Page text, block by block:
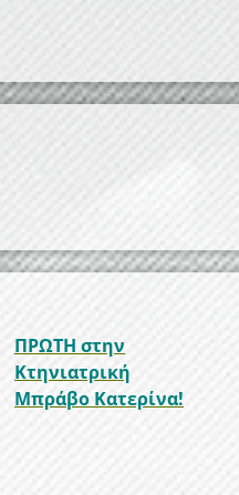
ΠΡΩΤΗ στην
Κτηνιατρική
Μπράβο Κατερίνα!